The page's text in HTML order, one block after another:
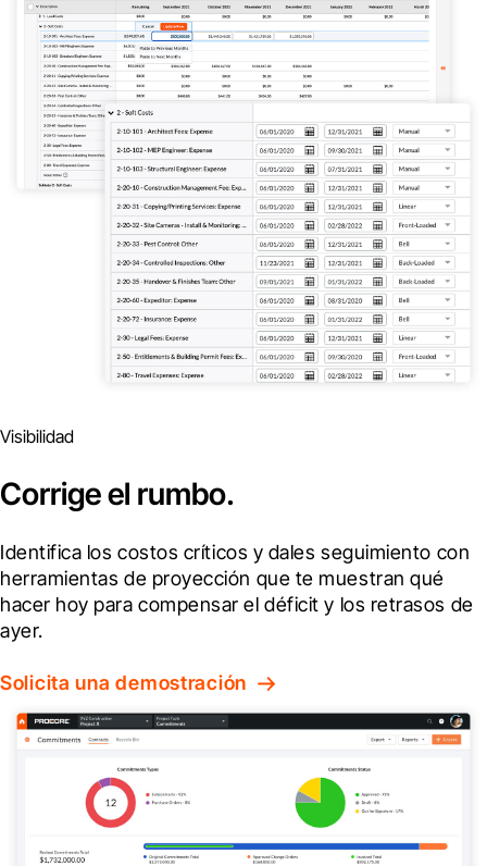
Visibilidad
Corrige el rumbo.
Identifica los costos críticos y dales seguimiento con
herramientas de proyección que te muestran qué
hacer hoy para compensar el déficit y los retrasos de
ayer.
Solicita una demostración